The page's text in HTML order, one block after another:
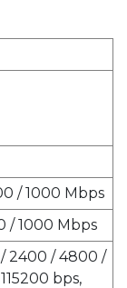
/ 1000 Mbps
/ 1000 Mbps
/ 2400 / 4800 /
bps,